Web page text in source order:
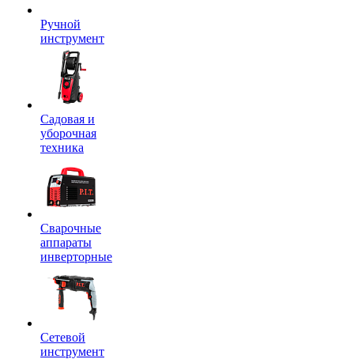
Ручной
инструмент
Садовая и
уборочная
техника
Сварочные
аппараты
инверторные
Сетевой
инструмент